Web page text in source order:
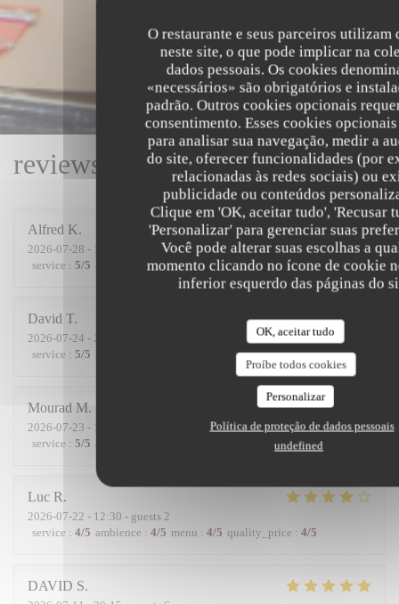
O restaurante e seus parceiros utilizam
neste site, o que pode implicar na
dados pessoais. Os cookies
«necessários» são obrigatórios e
padrão. Outros cookies opcionais
consentimento. Esses cookies
para analisar sua navegação, medir a
do site, oferecer funcionalidades (por
relacionadas às redes sociais) ou
publicidade ou conteúdos
Clique em 'OK, aceitar tudo', 'Recusar
'Personalizar' para gerenciar suas
Você pode alterar suas escolhas a
momento clicando no ícone de cookie
inferior esquerdo das páginas do
OK, aceitar tudo
Proíbe todos cookies
Personalizar
Política de proteção de dados pessoais
undefined
Alfred K
2026-07-28 - 19:00 - guests 2
service : 5/5 : 5/5 menu: 4/5 quality_price: 5/5
David T
2026-07-24 - 20:00 - guests 5
service : 5/5 quality_price: 4/5
Mourad M
2026-07-23 - 13:00 - guests 2
service : 5/5 quality_price: 5/5
Luc R
2026-07-22 - 12:30 - guests 2
service : 4/5 ambience : 4/5 menu : 4/5 quality_price : 4/5
DAVID S